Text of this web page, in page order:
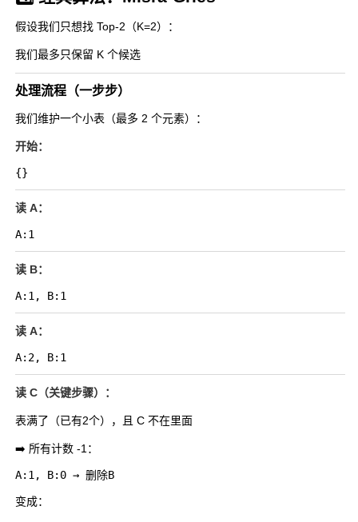
假设我们只想找 Top-2（K=2）：
我们最多只保留 K 个候选
处理流程（一步步）
我们维护一个小表（最多 2 个元素）：
开始：
读 A：
读 B：
读 A：
读 C（关键步骤）：
表满了（已有2个），且 C 不在里面
➡️ 所有计数 -1：
变成：